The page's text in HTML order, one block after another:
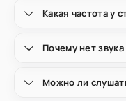
Какая частота у
Почему нет
Можно ли